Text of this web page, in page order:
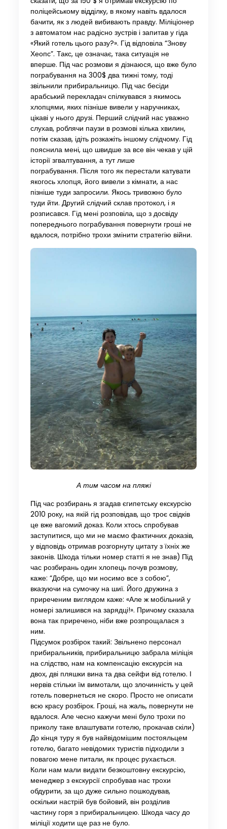
поліцейському відділку, в якому навіть вдалося
бачити, як з людей вибивають правду. Міліціонер
з автоматом нас радісно зустрів і запитав у гіда
«Який готель цього разу?». Гід відповіла “Знову
Хеопс”. Такс, це означає, така ситуація не
вперше. Під час розмови я дізнаюся, що вже було
пограбування на 300$ два тижні тому, тоді
звільнили прибиральницю. Під час бесіди
арабський перекладач спілкувався з якимось
хлопцями, яких пізніше вивели у наручниках,
цікаві у нього друзі. Перший слідчий нас уважно
слухав, роблячи паузи в розмові кілька хвилин,
потім сказав, ідіть розкажіть іншому слідчому. Гід
пояснила мені, що швидше за все він чекав у цій
історії згвалтування, а тут лише
пограбування. Після того як перестали катувати
якогось хлопця, його вивели з кімнати, а нас
пізніше туди запросили. Якось тривожно було
туди йти. Другий слідчий склав протокол, і я
розписався. Гід мені розповіла, що з досвіду
попереднього пограбування повернути гроші не
вдалося, потрібно трохи змінити стратегію війни.
А тим часом на пляжі
Під час розбирань я згадав єгипетську екскурсію
2010 року, на якій гід розповідав, що троє свідків
це вже вагомий доказ. Коли хтось спробував
заступитися, що ми не маємо фактичних доказів,
у відповідь отримав розгорнуту цитату з їхніх же
законів. Шкода тільки номер статті я не знав) Під
час розбирань один хлопець почув розмову,
каже: “Добре, що ми носимо все з собою”,
вказуючи на сумочку на шиї. Його дружина з
приреченим виглядом каже: «Але ж мобільний у
номері залишився на зарядці!». Причому сказала
вона так приречено, ніби вже розпрощалася з
ним.
Підсумок розбірок такий: Звільнено персонал
прибиральників, прибиральницю забрала міліція
на слідство, нам на компенсацію екскурсія на
двох, дві пляшки вина та два сейфи від готелю. І
нервів стільки їм вимотали, що злочинність у цей
готель повернеться не скоро. Просто не описати
всю красу розбірок. Гроші, на жаль, повернути не
вдалося. Але чесно кажучи мені було трохи по
приколу таке влаштувати готелю, прокачав скіли)
До кінця туру я був найвідомішим постояльцем
готелю, багато невідомих туристів підходили з
повагою мене питали, як процес рухається.
Коли нам мали видати безкоштовну екскурсію,
менеджер з екскурсії спробував нас трохи
обдурити, за що дуже сильно пошкодував,
оскільки настрій був бойовий, він розділив
частину горя з прибиральницею. Шкода часу до
міліції ходити ще раз не було.